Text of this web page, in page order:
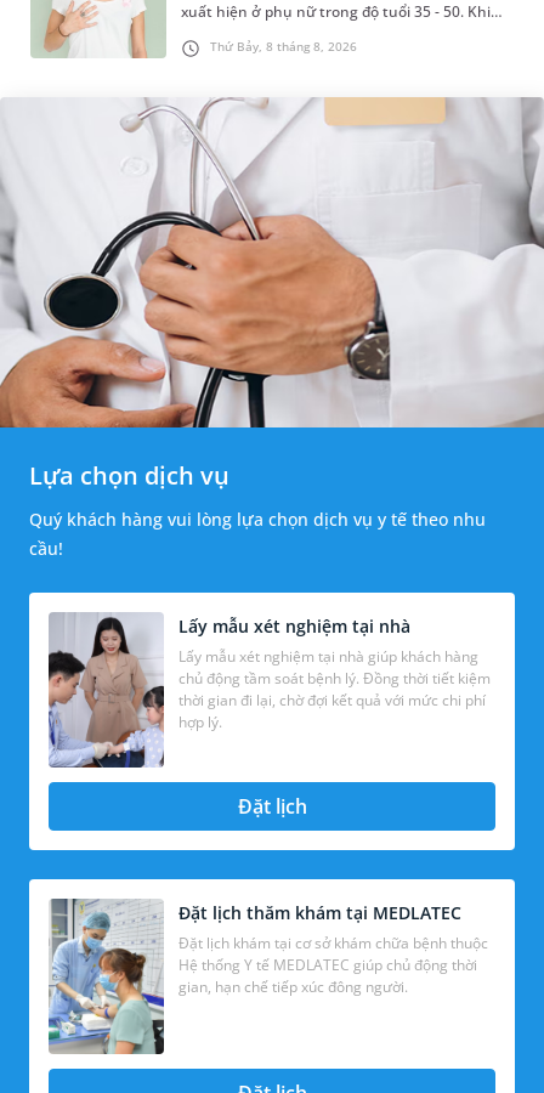
Thứ Bảy, 8 tháng 8, 2026
xuất hiện ở phụ nữ trong độ tuổi 35 - 50. Khi
được chẩn đoán mắc bệnh, nhiều người
thường băn khoăn u nang tuyến v...
Lựa chọn dịch vụ
Quý khách hàng vui lòng lựa chọn dịch vụ y tế theo nhu
cầu!
Lấy mẫu xét nghiệm tại nhà
Lấy mẫu xét nghiệm tại nhà giúp khách hàng
chủ động tầm soát bệnh lý. Đồng thời tiết kiệm
thời gian đi lại, chờ đợi kết quả với mức chi phí
hợp lý.
Đặt lịch
Đặt lịch thăm khám tại MEDLATEC
Đặt lịch khám tại cơ sở khám chữa bệnh thuộc
Hệ thống Y tế MEDLATEC giúp chủ động thời
gian, hạn chế tiếp xúc đông người.